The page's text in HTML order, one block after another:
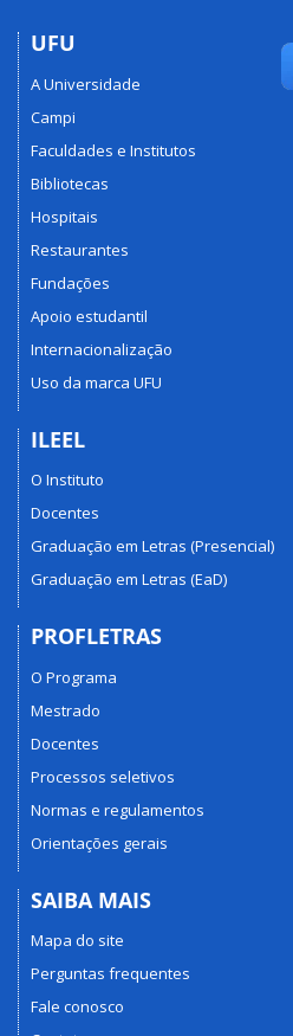
UFU
A Universidade
Campi
Faculdades e Institutos
Bibliotecas
Hospitais
Restaurantes
Fundações
Apoio estudantil
Internacionalização
Uso da marca UFU
ILEEL
O Instituto
Docentes
Graduação em Letras (Presencial)
Graduação em Letras (EaD)
PROFLETRAS
O Programa
Mestrado
Docentes
Processos seletivos
Normas e regulamentos
Orientações gerais
SAIBA MAIS
Mapa do site
Perguntas frequentes
Fale conosco